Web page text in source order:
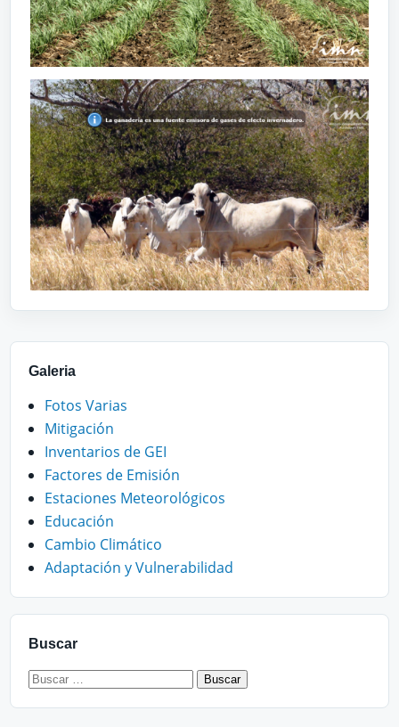
Galeria
Fotos Varias
Mitigación
Inventarios de GEI
Factores de Emisión
Estaciones Meteorológicos
Educación
Cambio Climático
Adaptación y Vulnerabilidad
Buscar
Buscar: